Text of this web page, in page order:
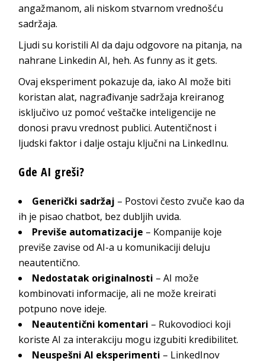
angažmanom, ali niskom stvarnom vrednošću
sadržaja.
Ljudi su koristili AI da daju odgovore na pitanja, na
nahrane Linkedin AI, heh. As funny as it gets.
Ovaj eksperiment pokazuje da, iako AI može biti
koristan alat, nagrađivanje sadržaja kreiranog
isključivo uz pomoć veštačke inteligencije ne
donosi pravu vrednost publici. Autentičnost i
ljudski faktor i dalje ostaju ključni na LinkedInu.
Gde AI greši?
Generički sadržaj – Postovi često zvuče kao da
ih je pisao chatbot, bez dubljih uvida.
Previše automatizacije – Kompanije koje
previše zavise od AI-a u komunikaciji deluju
neautentično.
Nedostatak originalnosti – AI može
kombinovati informacije, ali ne može kreirati
potpuno nove ideje.
Neautentični komentari – Rukovodioci koji
koriste AI za interakciju mogu izgubiti kredibilitet.
Neuspešni AI eksperimenti – LinkedInov